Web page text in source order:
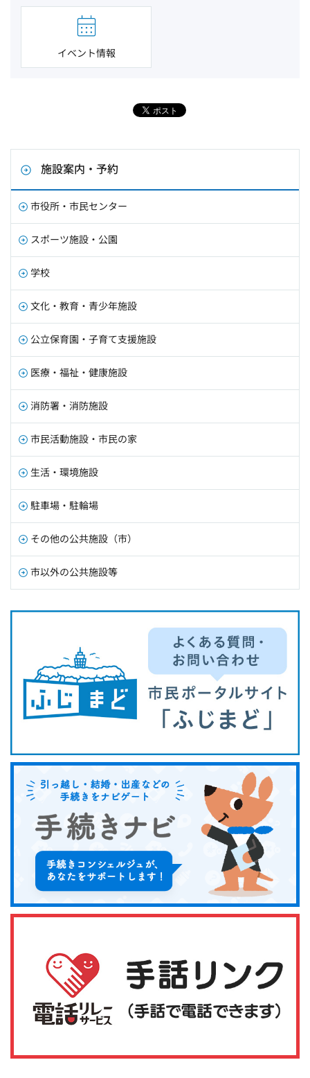
イベント情報
施設案内・予約
市役所・市民センター
スポーツ施設・公園
学校
文化・教育・青少年施設
公立保育園・子育て支援施設
医療・福祉・健康施設
消防署・消防施設
市民活動施設・市民の家
生活・環境施設
駐車場・駐輪場
その他の公共施設（市）
市以外の公共施設等